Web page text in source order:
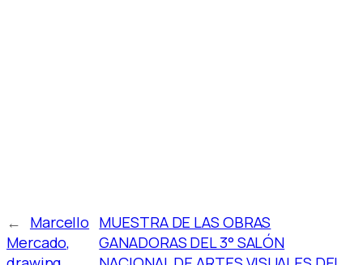
← Marcello
Mercado,
MUESTRA DE LAS OBRAS
GANADORAS DEL 3° SALÓN